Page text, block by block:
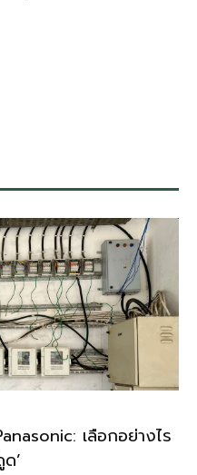
เลือกอย่างไร
’